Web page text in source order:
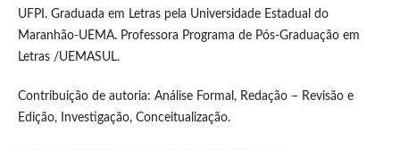
UFPI. Graduada em Letras pela Universidade Estadual do
Maranhão-UEMA. Professora Programa de Pós-Graduação em
Letras /UEMASUL.
Contribuição de autoria: Análise Formal, Redação – Revisão e
Edição, Investigação, Conceitualização.